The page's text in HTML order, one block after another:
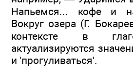
Напьемся... кофе и
Вокруг озера (Г.
контексте в
актуализируются
и 'прогуливаться'.